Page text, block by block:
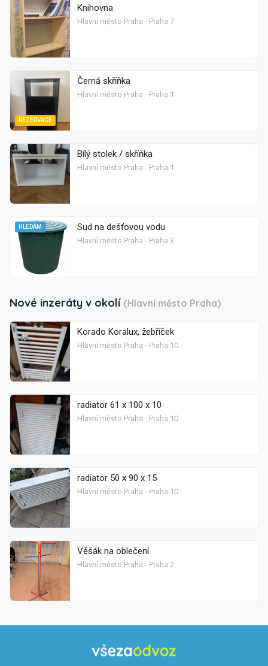
Knihovna
Hlavní město Praha - Praha 7
REZERVACE
Černá skříňka
Hlavní město Praha - Praha 1
Bílý stolek / skříňka
Hlavní město Praha - Praha 1
HLEDÁM Sud na dešťovou vodu
Hlavní město Praha - Praha 3
Nové inzeráty v okolí (Hlavní město Praha)
Korado Koralux, žebříček
Hlavní město Praha - Praha 10
radiator 61 x 100 x 10
Hlavní město Praha - Praha 10
radiator 50 x 90 x 15
Hlavní město Praha - Praha 10
Věšák na oblečení
Hlavní město Praha - Praha 2